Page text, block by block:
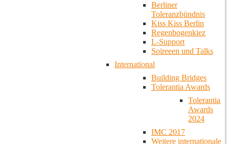
Berliner
Toleranzbündnis
Kiss Kiss Berlin
Regenbogenkiez
L-Support
Soireeen und Talks
International
Building Bridges
Tolerantia Awards
Tolerantia
Awards
2024
IMC 2017
Weitere internationale